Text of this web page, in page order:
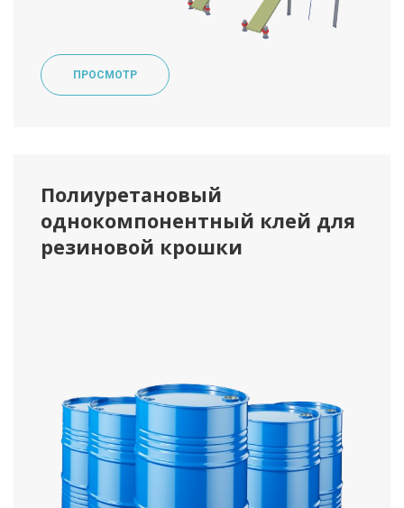
ПРОСМОТР
Полиуретановый
однокомпонентный клей для
резиновой крошки